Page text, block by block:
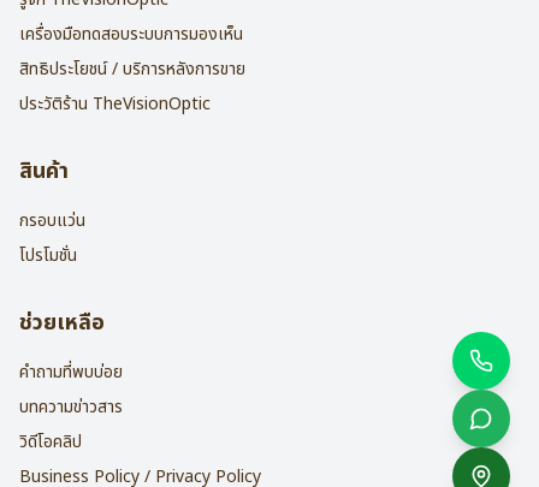
เครื่องมือทดสอบระบบการมองเห็น
สิทธิประโยชน์ / บริการหลังการขาย
ประวัติร้าน TheVisionOptic
สินค้า
กรอบแว่น
โปรโมชั่น
ช่วยเหลือ
คำถามที่พบบ่อย
บทความข่าวสาร
วิดีโอคลิป
Business Policy / Privacy Policy